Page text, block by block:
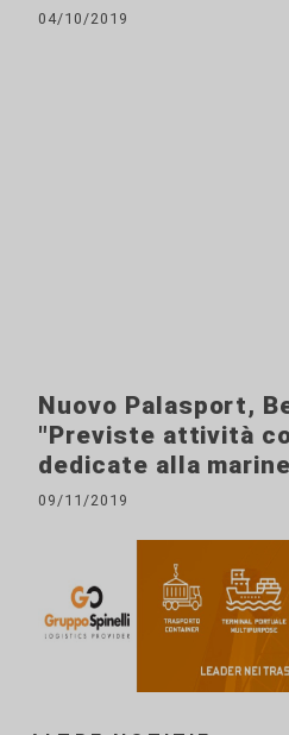
04/10/2019
Nuovo Palasport,
"Previste attività
dedicate alla
09/11/2019